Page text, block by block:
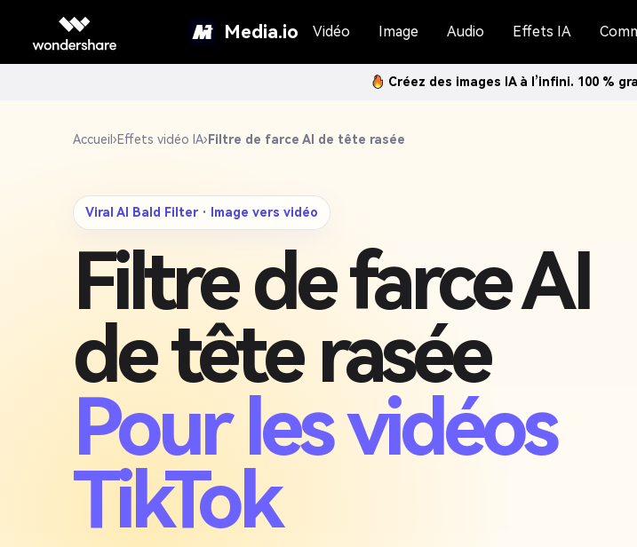
Media.io Vidéo Image Audio Effets IA
Créez des images IA à l’infini. 100 %
Accueil ›Effets vidéo IA› Filtre de farce AI de tête rasée
Viral AI Bald Filter · Image vers vidéo
Filtre de farce AI
de tête rasée
Pour les vidéos
TikTok